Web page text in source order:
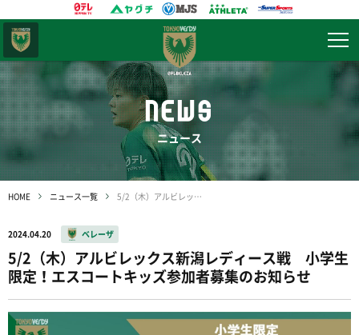
NEWS
ニュース
HOME ニュース一覧 5/2（木）アルビレックス新潟レディース戦 小学生限定！エスコートキッズ参加者募集のお知らせ
2024.04.20 ベレーザ
5/2（木）アルビレックス新潟レディース戦 小学生
限定！エスコートキッズ参加者募集のお知らせ